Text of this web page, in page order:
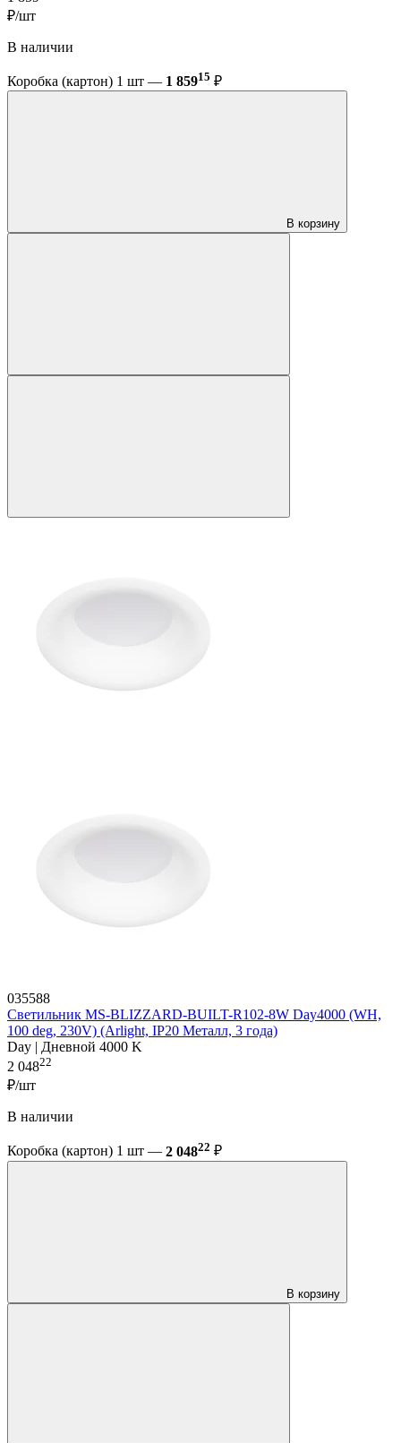
₽/шт
В наличии
Коробка (картон) 1 шт — 1 85915 ₽
В корзину
035588
Светильник MS-BLIZZARD-BUILT-R102-8W Day4000 (WH,
100 deg, 230V) (Arlight, IP20 Металл, 3 года)
Day | Дневной 4000 K
2 04822
₽/шт
В наличии
Коробка (картон) 1 шт — 2 04822 ₽
В корзину